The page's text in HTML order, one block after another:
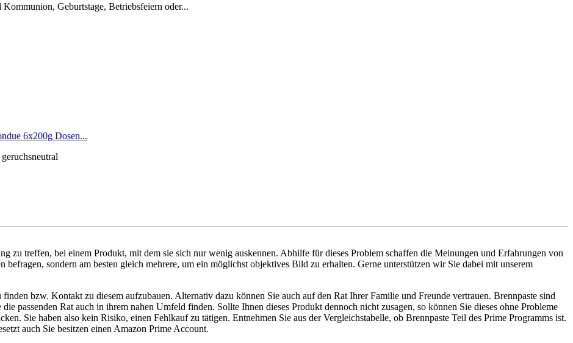
Geburtstage, Betriebsfeiern oder...
6x200g Dosen...
zu treffen, bei einem Produkt, mit dem sie sich nur wenig auskennen. Abhilfe für dieses Problem schaffen die Meinungen und Erfahrungen von
sondern am besten gleich mehrere, um ein möglichst objektives Bild zu erhalten. Gerne unterstützen wir Sie dabei mit unserem
bzw. Kontakt zu diesem aufzubauen. Alternativ dazu können Sie auch auf den Rat Ihrer Familie und Freunde vertrauen. Brennpaste sind
passenden Rat auch in ihrem nahen Umfeld finden. Sollte Ihnen dieses Produkt dennoch nicht zusagen, so können Sie dieses ohne Probleme
Sie haben also kein Risiko, einen Fehlkauf zu tätigen. Entnehmen Sie aus der Vergleichstabelle, ob Brennpaste Teil des Prime Programms ist.
auch Sie besitzen einen Amazon Prime Account.